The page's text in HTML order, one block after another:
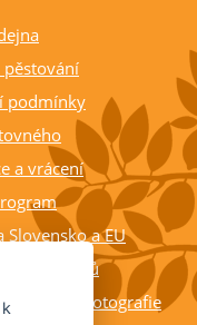
pěstování
podmínky
a vrácení
Slovensko a EU
a citrusů
výška a fotografie